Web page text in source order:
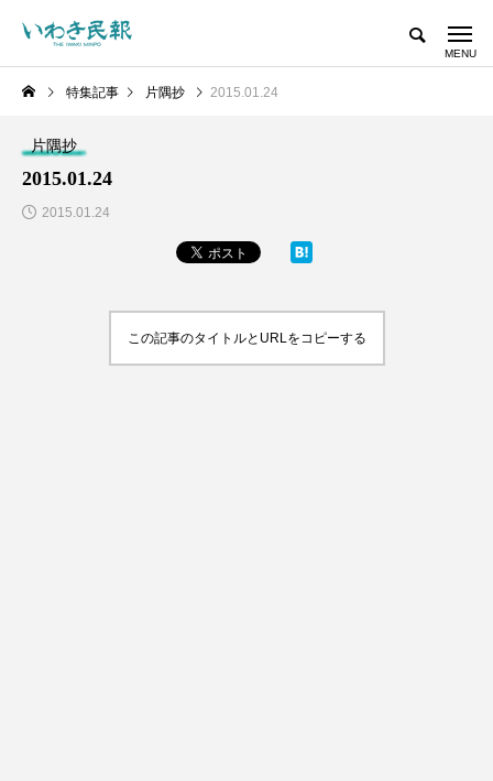
特集記事 片隅抄 2015.01.24
片隅抄
2015.01.24
2015.01.24
この記事のタイトルとURLをコピーする